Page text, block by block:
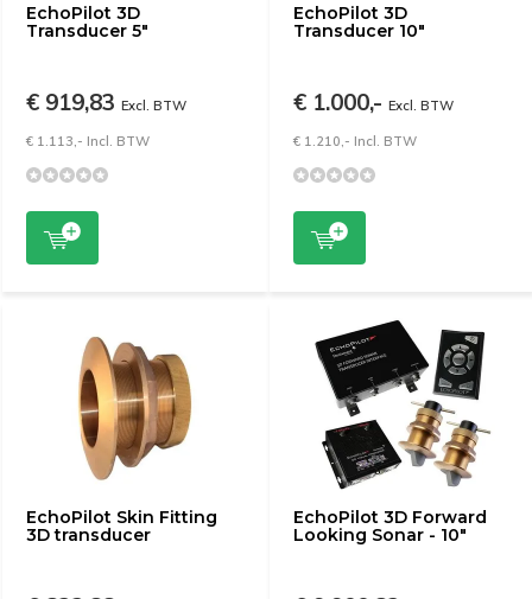
EchoPilot 3D
Transducer 5"
€ 919,83 Excl. BTW
€ 1.113,- Incl. BTW
EchoPilot 3D
Transducer 10"
€ 1.000,- Excl. BTW
€ 1.210,- Incl. BTW
EchoPilot Skin Fitting
3D transducer
EchoPilot 3D Forward
Looking Sonar - 10"